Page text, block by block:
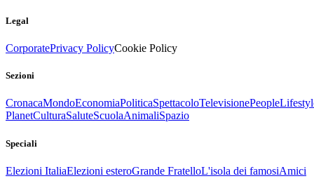
Legal
CorporatePrivacy PolicyCookie Policy
Sezioni
CronacaMondoEconomiaPoliticaSpettacoloTelevisionePeople
PlanetCulturaSaluteScuolaAnimaliSpazio
Speciali
Elezioni ItaliaElezioni esteroGrande FratelloL'isola dei famosiAmici